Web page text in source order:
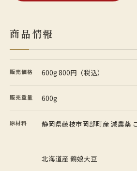
商品情報
販売価格 600g 800円（税込）
販売重量 600g
原材料 静岡県藤枝市岡部町産 減農薬
北海道産 鶴娘大豆